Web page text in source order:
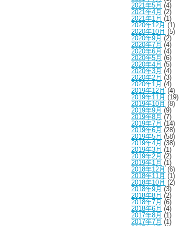
2021年5月 (4)
2021年4月 (2)
2021年1月 (1)
2020年12月 (1)
2020年10月 (5)
2020年9月 (2)
2020年7月 (4)
2020年6月 (4)
2020年5月 (6)
2020年4月 (5)
2020年3月 (4)
2020年2月 (3)
2020年1月 (4)
2019年12月 (4)
2019年11月 (19)
2019年10月 (8)
2019年9月 (9)
2019年8月 (7)
2019年7月 (14)
2019年6月 (28)
2019年5月 (58)
2019年4月 (38)
2019年3月 (1)
2019年2月 (2)
2019年1月 (1)
2018年12月 (6)
2018年11月 (1)
2018年10月 (2)
2018年9月 (3)
2018年8月 (2)
2018年7月 (6)
2018年6月 (4)
2017年8月 (1)
2017年7月 (1)